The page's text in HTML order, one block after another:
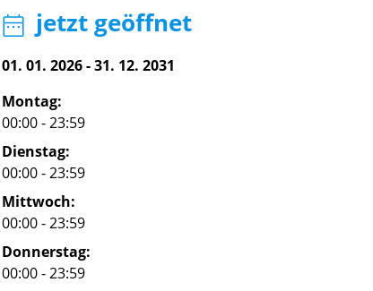
jetzt geöffnet
01. 01. 2026-31. 12. 2031
Montag:
00:00 - 23:59
Dienstag:
00:00 - 23:59
Mittwoch:
00:00 - 23:59
Donnerstag:
00:00 - 23:59